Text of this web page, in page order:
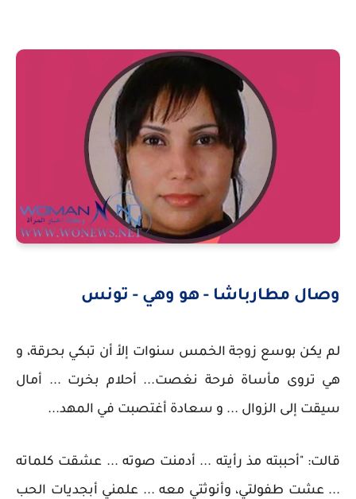
وصال مطارباشا - هو وهي - تونس
لم يكن بوسع زوجة الخمس سنوات إلأ أن تبكي بحرقة، و
هي تروى مأساة فرحة نغصت... أحلام بخرت ... أمال
سيقت إلى الزوال ... و سعادة أغتصبت في المهد...
قالت: "أحببته مذ رأيته ... أدمنت صوته ... عشقت كلماته
... عشت طفولتي، وأنوثتي معه ... علمني أبجديات الحب